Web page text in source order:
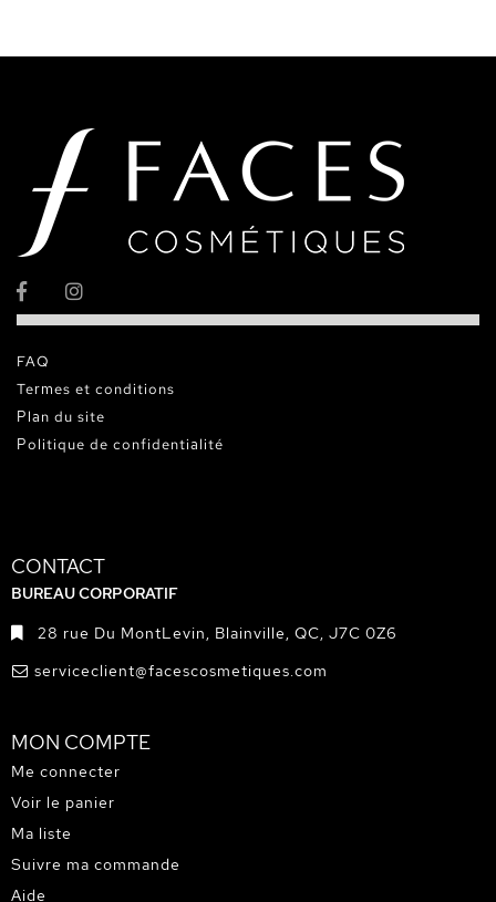
FAQ
Termes et conditions
Plan du site
Politique de confidentialité
CONTACT
BUREAU CORPORATIF
28 rue Du MontLevin, Blainville, QC, J7C 0Z6
serviceclient@facescosmetiques.com
MON COMPTE
Me connecter
Voir le panier
Ma liste
Suivre ma commande
Aide